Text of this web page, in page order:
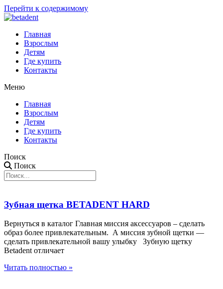
Перейти к содержимому
Главная
Взрослым
Детям
Где купить
Контакты
Меню
Главная
Взрослым
Детям
Где купить
Контакты
Поиск
Поиск
Зубная щетка BETADENT HARD
Вернуться в каталог Главная миссия аксессуаров – сделать
образ более привлекательным. А миссия зубной щетки —
сделать привлекательной вашу улыбку Зубную щетку
Betadent отличает
Читать полностью »